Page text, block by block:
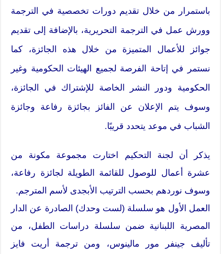
باستمرار من خلال تقديم دورات تخصصية في الترجمة
وورش عمل في الترجمة التحريرية، بالإضافة إلى تقديم
جوائز للأعمال المتميزة من خلال هذه الجائزة، كما
نستمر في إتاحة الفرصة لجميع الهيئات الحكومية وغير
الحكومية ودور النشر الخاصة للإشتراك في الجائزة،
وسوف يتم الإعلان عن الفائز بجائزة رفاعة وجائزة
الشباب في موعد يتحدد قريبًا.
يذكر أن لجنة التحكيم اختارت مجموعة مكونة من
عشرة أعمال للوصول للقائمة الطويلة لجائزة رفاعة،
وسوف نوردهم بحسب الترتيب الأبجدى لأسم المترجم.
العمل الأول هو سلسلة (لست وحدك) الصادرة عن الدار
المصرية اللبنانية ضمن سلسلة دراسات الطفل، من
تأليف جينفر مور مالينوس، ومن ترجمة أريت فايز